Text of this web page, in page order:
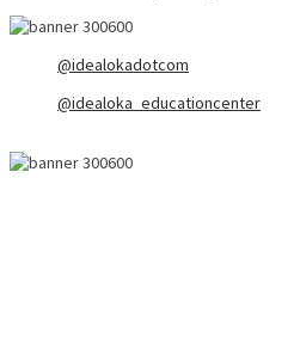
@idealokadotcom
@idealoka_educationcenter